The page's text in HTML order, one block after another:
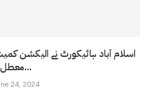
اسلام آباد ہائیکورٹ نے الیکشن
معطل...
24, 2024